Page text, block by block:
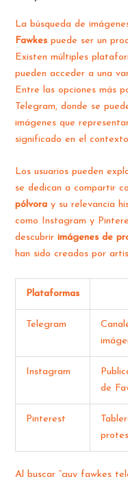
La búsqueda de
Fawkes puede ser un
Existen múltiples
pueden acceder a una
Entre las opciones más
Telegram, donde se
imágenes que
significado en el
Los usuarios pueden
se dedican a compartir
pólvora y su relevancia
como Instagram y
descubririmágenes de
han sido creados por
Plataformas
Telegram
Instagram
de
Pinterest
Al buscar “guy fawkes